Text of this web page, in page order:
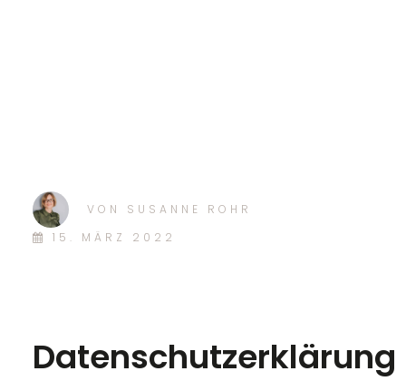
VON
SUSANNE ROHR
15. MÄRZ 2022
Datenschutzerklärung